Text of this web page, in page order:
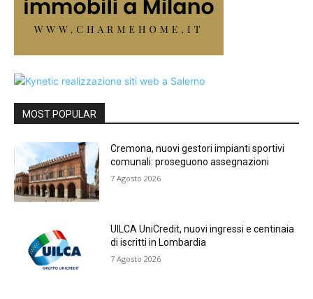
MOST POPULAR
Cremona, nuovi gestori impianti sportivi
comunali: proseguono assegnazioni
7 Agosto 2026
UILCA UniCredit, nuovi ingressi e centinaia
di iscritti in Lombardia
7 Agosto 2026